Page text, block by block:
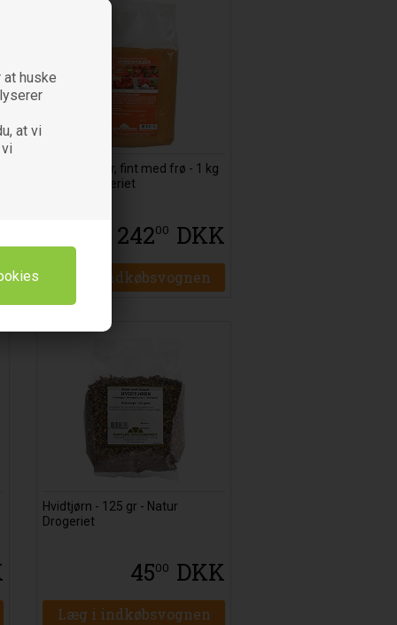
huske
at vi
Hyben pulver, fint med frø - 1 kg
- Natur Drogeriet
24200 DKK
Læg i indkøbsvognen
Hvidtjørn - 125 gr - Natur
Drogeriet
4500 DKK
Læg i indkøbsvognen